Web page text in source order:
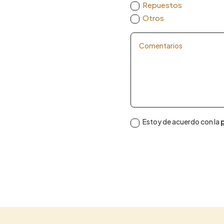
Repuestos
Otros
Estoy de acuerdo con la